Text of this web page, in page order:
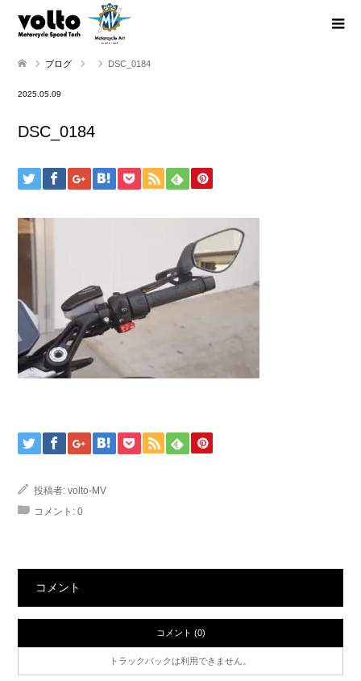
ブログ DSC_0184
2025.05.09
DSC_0184
投稿者: volto-MV
コメント: 0
コメント
コメント (0)
トラックバックは利用できません。